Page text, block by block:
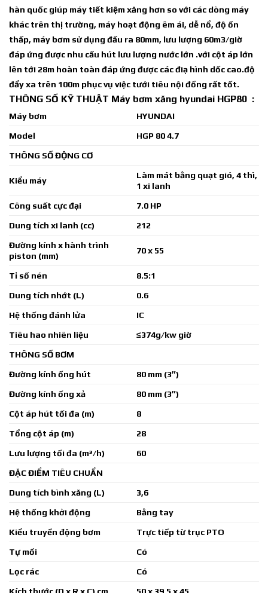
hàn quốc giúp máy tiết kiệm xăng hơn so với các dòng máy
khác trên thị trường, máy hoạt động êm ái, dễ nổ, độ ồn
thấp, máy bơm sử dụng đầu ra 80mm, lưu lượng 60m3/giờ
đáp ứng được nhu cầu hút lưu lượng nước lớn .với cột áp lớn
lên tới 28m hoàn toàn đáp ứng được các điạ hình dốc cao.độ
đẩy xa trên 100m phục vụ việc tưới tiêu nội đồng rất tốt.
THÔNG SỐ KỸ THUẬT Máy bơm xăng hyundai HGP80 :
Máy bơm HYUNDAI
Model HGP 80 4.7
THÔNG SỐ ĐỘNG CƠ
Kiểu máy
Làm mát bằng quạt gió, 4 thì,
1 xi lanh
Công suất cực đại 7.0 HP
Dung tích xi lanh (cc) 212
Đường kính x hành trình
piston (mm)
70 x 55
Tỉ số nén 8.5:1
Dung tích nhớt (L) 0.6
Hệ thống đánh lửa IC
Tiêu hao nhiên liệu ≤374g/kw giờ
THÔNG SỐ BƠM
Đường kính ống hút 80 mm (3″)
Đường kính ống xả 80 mm (3″)
Cột áp hút tối đa (m) 8
Tổng cột áp (m) 28
Lưu lượng tối đa (m³/h) 60
ĐẶC ĐIỂM TIÊU CHUẨN
Dung tích bình xăng (L) 3,6
Hệ thống khởi động Bằng tay
Kiểu truyền động bơm Trực tiếp từ trục PTO
Tự mồi Có
Lọc rác Có
Kích thước (D x R x C) cm 50 x 39.5 x 45